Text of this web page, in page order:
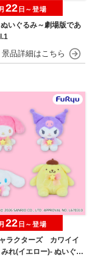
いぐるみ～劇場版であ
月 22 日～登場
ラクターズ カワイイ
れ(イエロー)- ぬいぐる
月 22 日～登場